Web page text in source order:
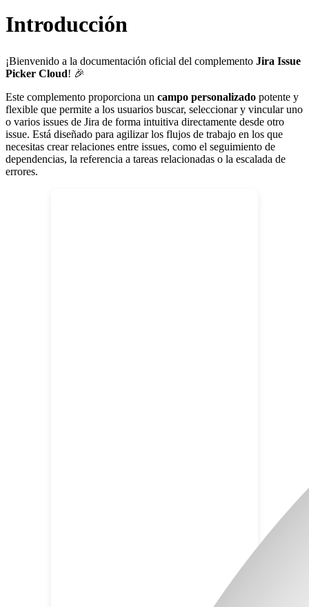
Introducción
¡Bienvenido a la documentación oficial del complemento Jira Issue
Picker Cloud! 🎉
Este complemento proporciona un campo personalizado potente y
flexible que permite a los usuarios buscar, seleccionar y vincular uno
o varios issues de Jira de forma intuitiva directamente desde otro
issue. Está diseñado para agilizar los flujos de trabajo en los que
necesitas crear relaciones entre issues, como el seguimiento de
dependencias, la referencia a tareas relacionadas o la escalada de
errores.